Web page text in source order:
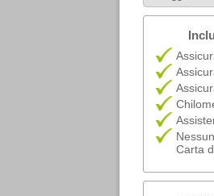
Carta